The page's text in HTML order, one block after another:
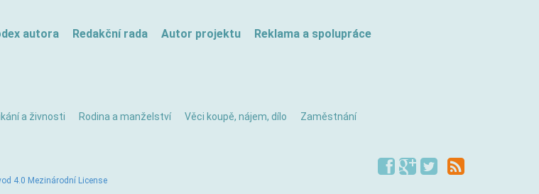
autora Redakční rada Autor projektu Reklama a spolupráce
a živnosti Rodina a manželství Věci koupě, nájem, dílo Zaměstnání
4.0 Mezinárodní License